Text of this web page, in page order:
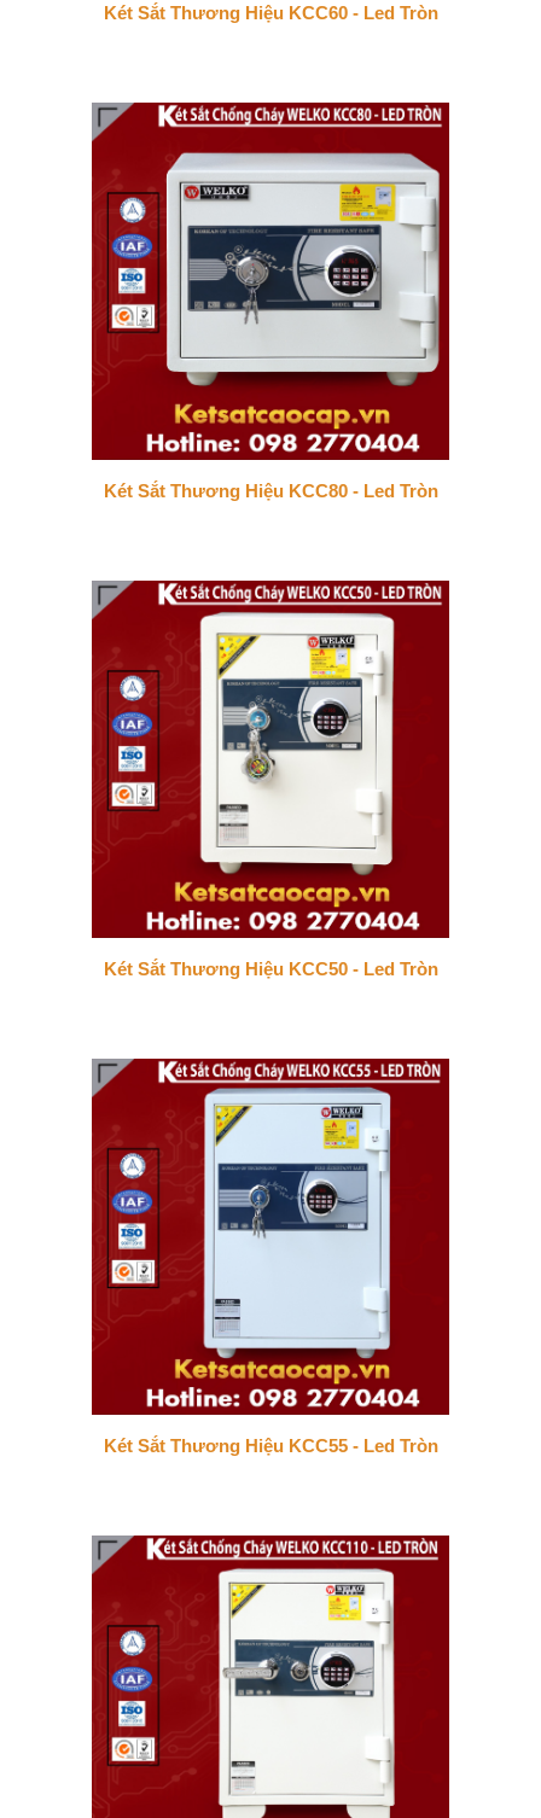
Két Sắt Thương Hiệu KCC60 - Led Tròn
Két Sắt Thương Hiệu KCC80 - Led Tròn
Két Sắt Thương Hiệu KCC50 - Led Tròn
Két Sắt Thương Hiệu KCC55 - Led Tròn